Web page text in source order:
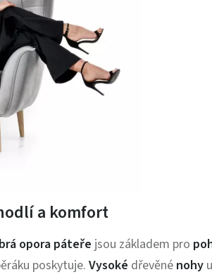
a komfort
opora páteře jsou základem pro
poskytuje. Vysoké dřevěné nohy